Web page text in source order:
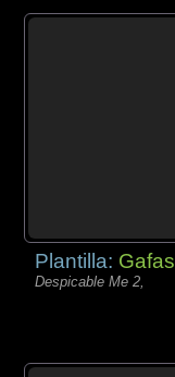
Plantilla: Gafas
Despicable Me 2,